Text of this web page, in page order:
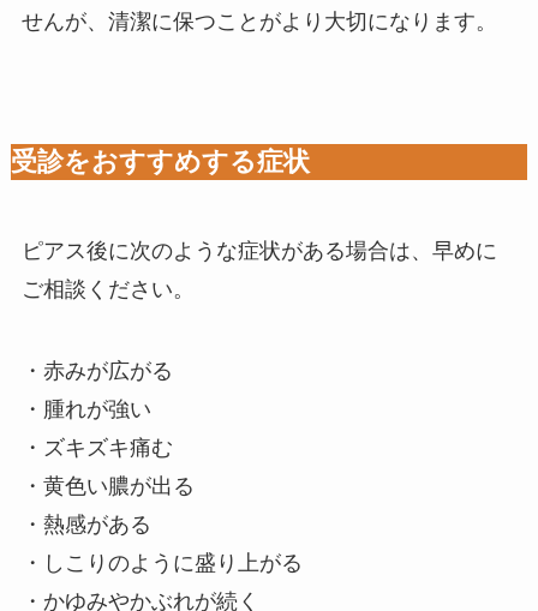
せんが、清潔に保つことがより大切になります。
受診をおすすめする症状
ピアス後に次のような症状がある場合は、早めに
ご相談ください。
・赤みが広がる
・腫れが強い
・ズキズキ痛む
・黄色い膿が出る
・熱感がある
・しこりのように盛り上がる
・かゆみやかぶれが続く